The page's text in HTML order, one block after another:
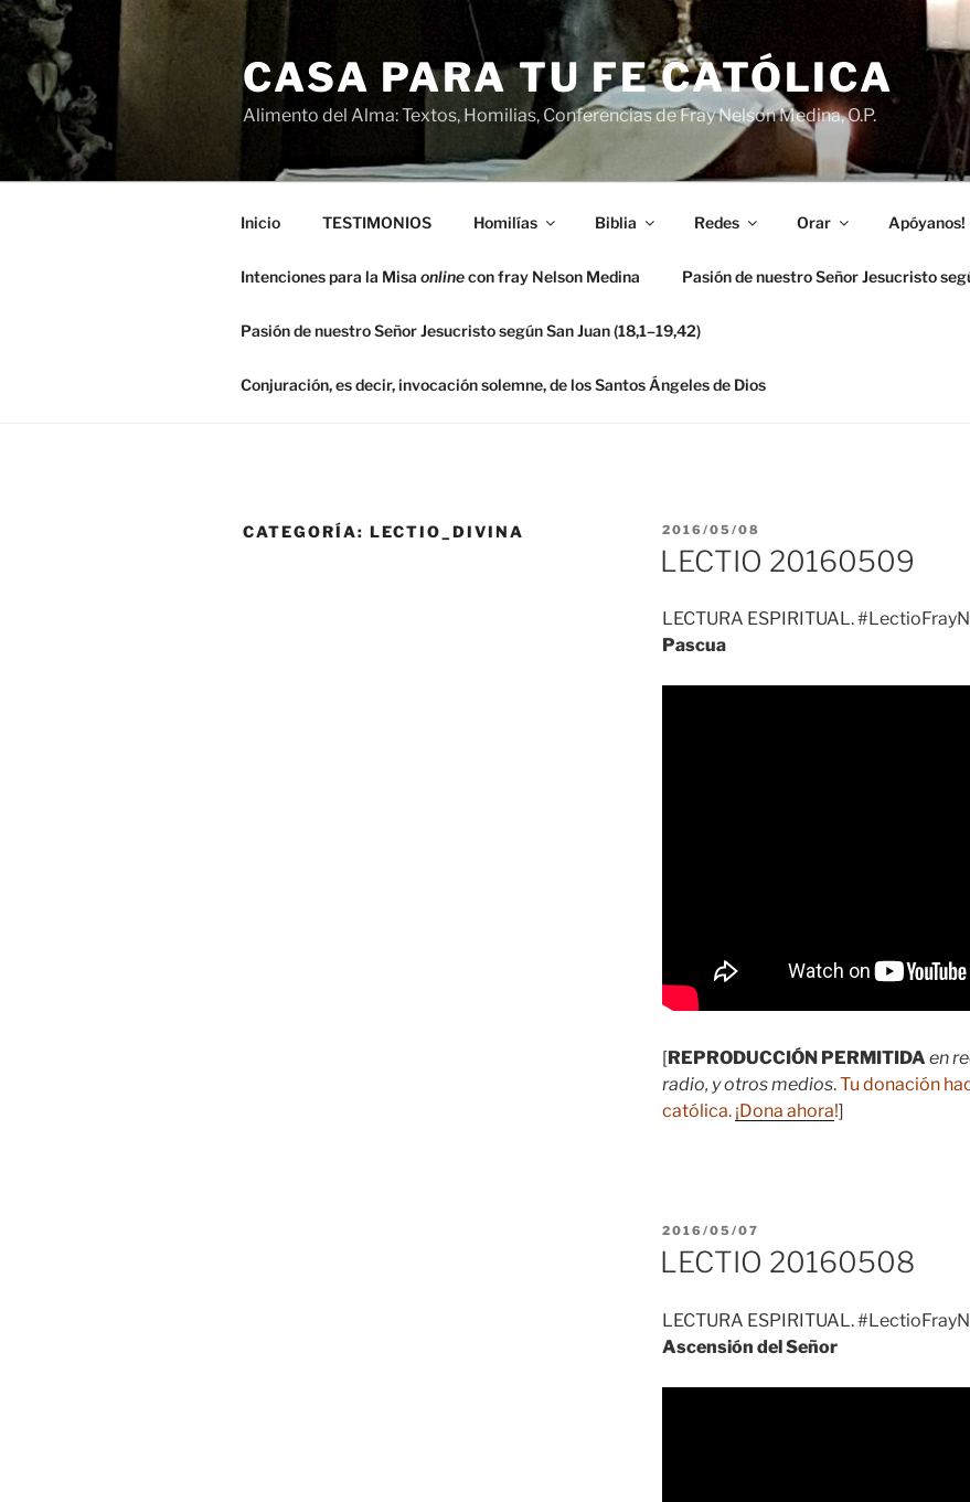
Saltar
contenido
CASA PARA TU FE CATÓLICA
Alimento del Alma: Textos, Homilias, Conferencias de Fray Nelson Medina, O.P.
Inicio TESTIMONIOS Homilías Biblia Redes Orar Apóyanos!
Intenciones para la Misa onlinecon fray Nelson Medina Pasión de nuestro Señor Jesucristo
Pasión de nuestro Señor Jesucristo según San Juan (18,1–19,42)
Conjuración, es decir, invocación solemne, de los Santos Ángeles de Dios
CATEGORÍA: LECTIO_DIVINA
PUBLICADO
EL
2016/05/08
LECTIO 20160509
LECTURA ESPIRITUAL.
Pascua
[REPRODUCCIÓN PERMITIDA en
radio, y otros medios.Tu donación
católica. ¡Dona ahora!]
PUBLICADO
EL
2016/05/07
LECTIO 20160508
LECTURA ESPIRITUAL.
Ascensión del Señor